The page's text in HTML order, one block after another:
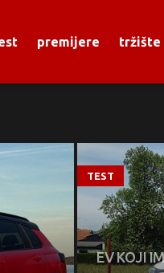
premijere tržište
TEST
EV KOJI